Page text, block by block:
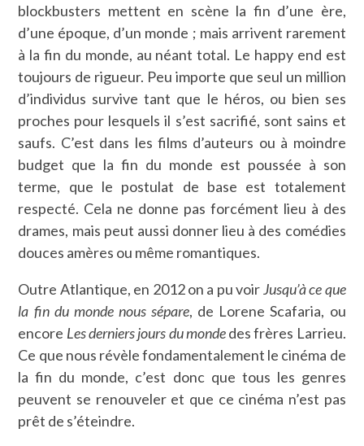
blockbusters mettent en scène la fin d’une ère,
d’une époque, d’un monde ; mais arrivent rarement
à la fin du monde, au néant total. Le happy end est
toujours de rigueur. Peu importe que seul un million
d’individus survive tant que le héros, ou bien ses
proches pour lesquels il s’est sacrifié, sont sains et
saufs. C’est dans les films d’auteurs ou à moindre
budget que la fin du monde est poussée à son
terme, que le postulat de base est totalement
respecté. Cela ne donne pas forcément lieu à des
drames, mais peut aussi donner lieu à des comédies
douces amères ou même romantiques.
Outre Atlantique, en 2012 on a pu voirJusqu’à ce que
la fin du monde nous sépare, de Lorene Scafaria, ou
encore Les derniers jours du mondedes frères Larrieu.
Ce que nous révèle fondamentalement le cinéma de
la fin du monde, c’est donc que tous les genres
peuvent se renouveler et que ce cinéma n’est pas
prêt de s’éteindre.